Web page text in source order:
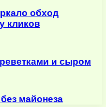
обход
кликов
и сыром
майонеза